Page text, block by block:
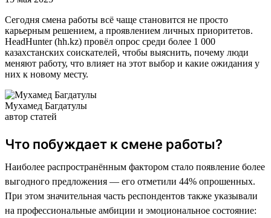
Сегодня смена работы всё чаще становится не просто
карьерным решением, а проявлением личных приоритетов.
HeadHunter (hh.kz) провёл опрос среди более 1 000
казахстанских соискателей, чтобы выяснить, почему люди
меняют работу, что влияет на этот выбор и какие ожидания у
них к новому месту.
Мухамед Багдатулы
автор статей
Что побуждает к смене работы?
Наиболее распространённым фактором стало появление более
выгодного предложения — его отметили 44% опрошенных.
При этом значительная часть респондентов также указывали
на профессиональные амбиции и эмоциональное состояние: